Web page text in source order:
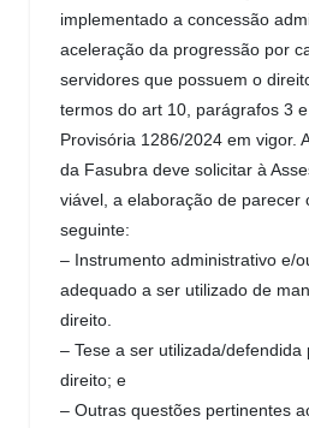
implementado a concessão
aceleração da progressão por
servidores que possuem o
termos do art 10, parágrafos 3
Provisória 1286/2024 em vigor.
da Fasubra deve solicitar à
viável, a elaboração de parecer
seguinte:
– Instrumento administrativo e/
adequado a ser utilizado de
direito.
– Tese a ser utilizada/
direito; e
– Outras questões pertinentes